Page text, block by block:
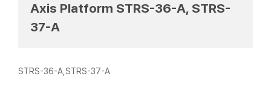
Axis Platform STRS-36-A, STRS-
37-A
STRS-36-A,STRS-37-A